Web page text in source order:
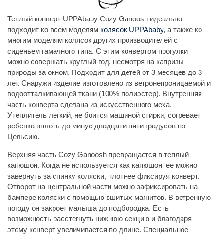
Теплый конверт UPPAbaby Cozy Ganoosh идеально
подходит ко всем моделям колясок UPPAbaby, а также ко
многим моделям колясок других производителей с
сиденьем гамачного типа. С этим конвертом прогулки
можно совершать круглый год, несмотря на капризы
природы за окном. Подходит для детей от 3 месяцев до 3
лет. Снаружи изделие изготовлено из ветронепроницаемой и
водоотталкивающей ткани (100% полиэстер). Внутренняя
часть конверта сделана из искусственного меха.
Утеплитель легкий, не боится машиной стирки, согревает
ребенка вплоть до минус двадцати пяти градусов по
Цельсию.
Верхняя часть Cozy Ganoosh превращается в теплый
капюшон. Когда не используется как капюшон, ее можно
завернуть за спинку коляски, плотнее фиксируя конверт.
Отворот на центральной части можно зафиксировать на
бампере коляски с помощью вшитых магнитов. В ветренную
погоду он закроет малыша до подбородка. Есть
возможность расстегнуть нижнюю секцию и благодаря
этому конверт увеличивается по длине. Специальное